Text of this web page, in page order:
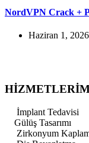
NordVPN Crack +
Haziran 1, 2026
İmplant Tedavisi
Gülüş Tasarımı
Zirkonyum